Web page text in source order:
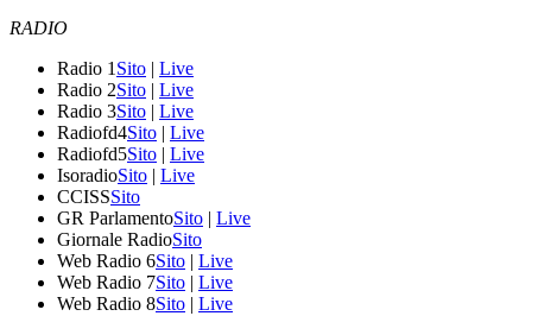
RADIO
Radio 1 Sito | Live
Radio 2Sito | Live
Radio 3Sito | Live
Radiofd4Sito | Live
Radiofd5Sito | Live
IsoradioSito | Live
CCISSSito
GR ParlamentoSito | Live
Giornale RadioSito
Web Radio 6Sito | Live
Web Radio 7Sito | Live
Web Radio 8Sito | Live